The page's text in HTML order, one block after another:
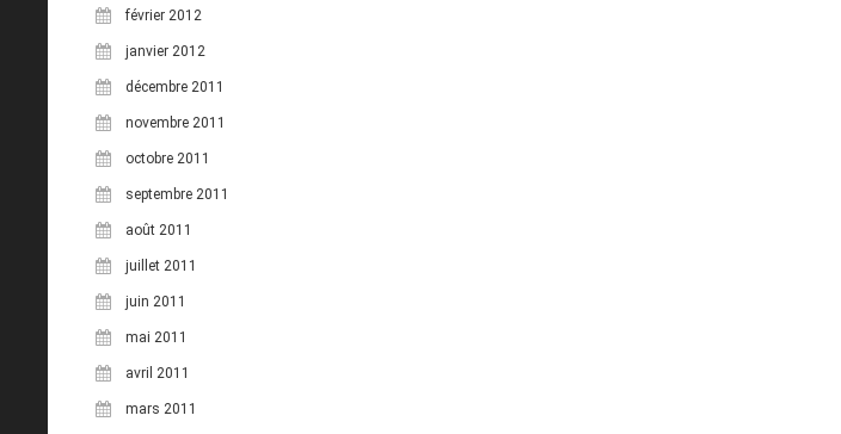
février 2012
janvier 2012
décembre 2011
novembre 2011
octobre 2011
septembre 2011
août 2011
juillet 2011
juin 2011
mai 2011
avril 2011
mars 2011